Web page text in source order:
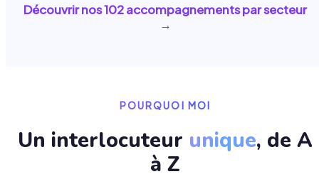
Découvrir nos102accompagnements par secteur
→
POURQUOI MOI
Un interlocuteur unique, de A
à Z